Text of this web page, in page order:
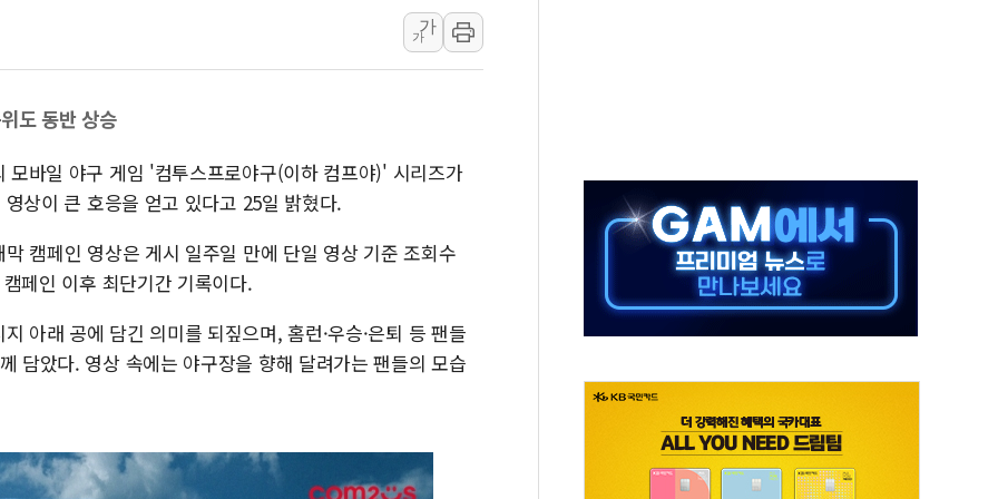
에어프레미아, 호치민 노선 재개...3년 2개월 만
티엠씨, 220억원 규모 美 전력 케이블 수주
中企 졸업해도 세제혜택 3년 더...중기부, '피터팬 증후군' 완화 나선다
[특징주] 엘앤에프, 흑자 전환·LFP 공급 본격화에 15%대 급등
가
가
도 동반 상승
바일 야구 게임 '컴투스프로야구(이하 컴프야)' 시리즈가
상이 큰 호응을 얻고 있다고 25일 밝혔다.
캠페인 영상은 게시 일주일 만에 단일 영상 기준 조회수
페인 이후 최단기간 기록이다.
아래 공에 담긴 의미를 되짚으며, 홈런·우승·은퇴 등 팬들
담았다. 영상 속에는 야구장을 향해 달려가는 팬들의 모습